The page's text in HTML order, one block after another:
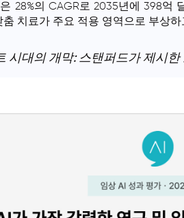
28%의 CAGR로 2035년에 398억
춤 치료가 주요 적용 영역으로 부상하
시대의 개막: 스탠퍼드가 제시